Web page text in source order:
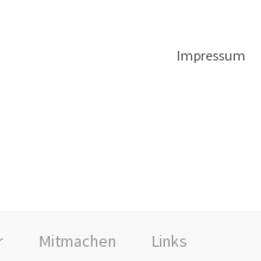
Impressum
Mitmachen Links